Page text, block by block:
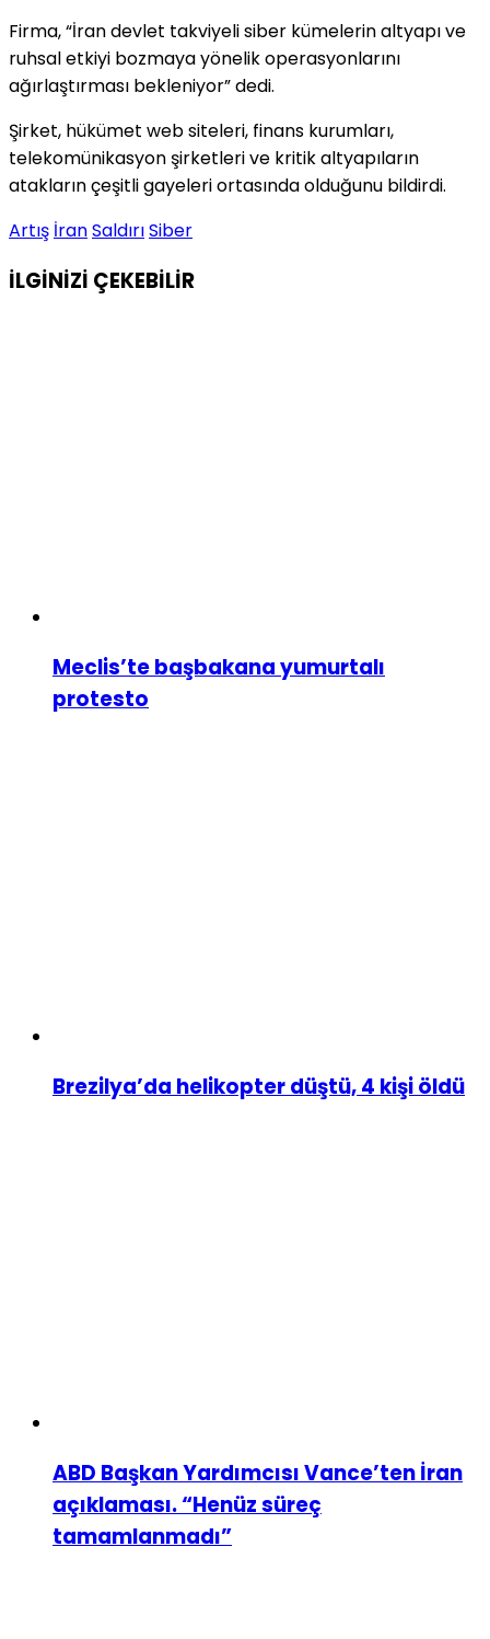
Firma, “İran devlet takviyeli siber kümelerin altyapı ve
ruhsal etkiyi bozmaya yönelik operasyonlarını
ağırlaştırması bekleniyor” dedi.
Şirket, hükümet web siteleri, finans kurumları,
telekomünikasyon şirketleri ve kritik altyapıların
atakların çeşitli gayeleri ortasında olduğunu bildirdi.
Artış İranSaldırıSiber
İLGİNİZİ ÇEKEBİLİR
Meclis’te başbakana yumurtalı
protesto
Brezilya’da helikopter düştü, 4 kişi öldü
ABD Başkan Yardımcısı Vance’ten İran
açıklaması. “Henüz süreç
tamamlanmadı”